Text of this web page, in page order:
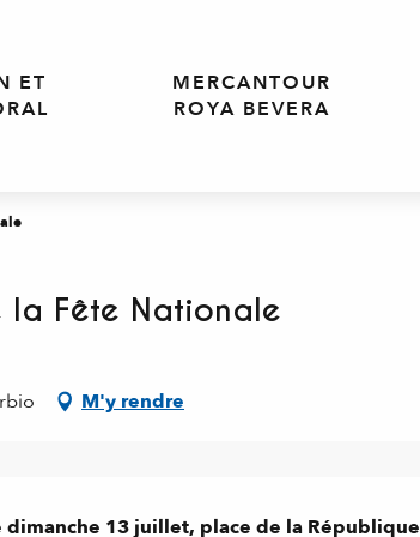
ET
MERCANTOUR
ROYA BEVERA
la Fête Nationale
M'y rendre
13 juillet, place de la République